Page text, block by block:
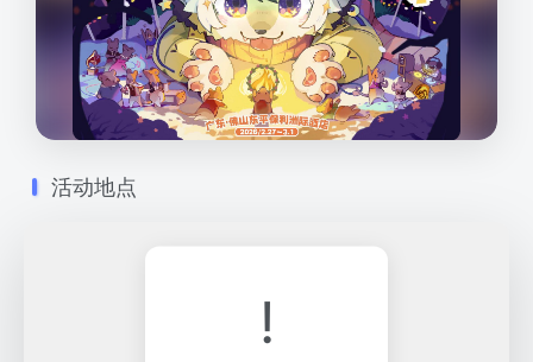
活动地点
!